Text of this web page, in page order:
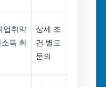
업취약
득 취
상세 조
건 별도
문의